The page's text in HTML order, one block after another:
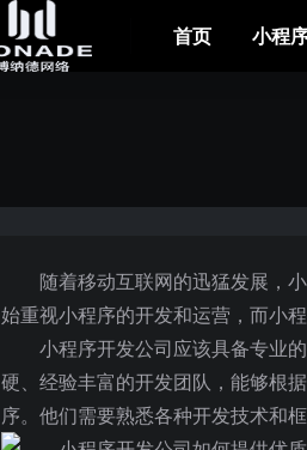
首页 小程
随着移动互联网的迅猛发展，
始重视小程序的开发和运营，而小
小程序开发公司应该具备专业
硬、经验丰富的开发团队，能够根
序。他们需要熟悉各种开发技术和